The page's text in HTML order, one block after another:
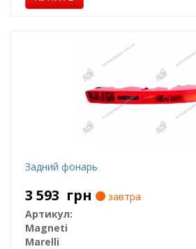
Задний фонарь
3 593 грн
завтра
Артикул:
Magneti
Marelli